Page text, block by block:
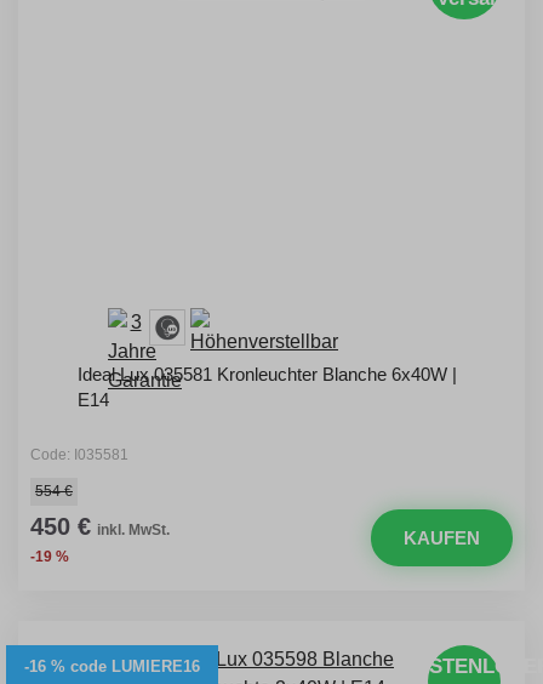
Ideal Lux 035581 Kronleuchter Blanche 6x40W |
E14
Code: I035581
554 €
450 € inkl. MwSt.
-19 %
KAUFEN
-16 % code LUMIERE16